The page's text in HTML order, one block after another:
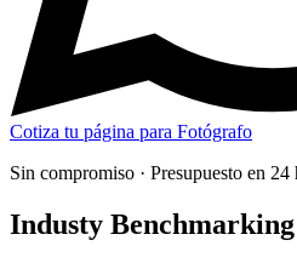
Cotiza tu página para Fotógrafo
Sin compromiso · Presupuesto en
Industy Benchmarking